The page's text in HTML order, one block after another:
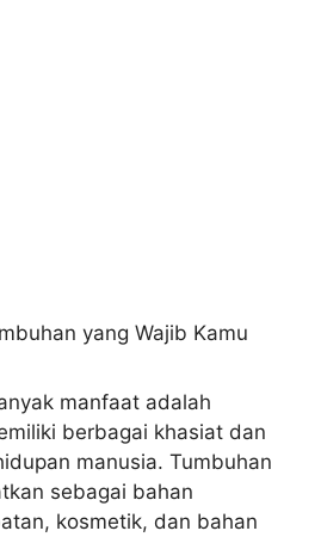
manfaat adalah
berbagai khasiat dan
manusia. Tumbuhan
sebagai bahan
kosmetik, dan bahan